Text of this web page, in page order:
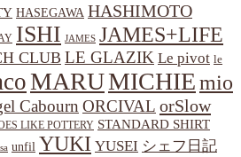
HASEGAWA HASHIMOTO
ISHI JAMES JAMES+LIFE
CLUB LE GLAZIK Le pivot le
MARUMICHIEmio
Cabourn ORCIVAL orSlow
LIKE POTTERY STANDARD SHIRT
unfil YUKI YUSEI シェフ日記